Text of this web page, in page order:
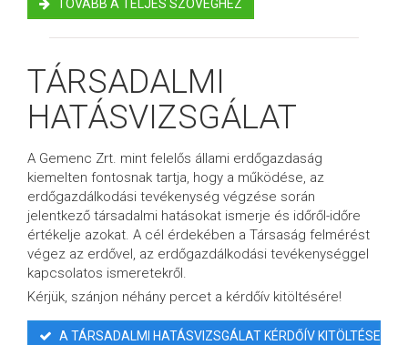
TOVÁBB A TELJES SZÖVEGHEZ
TÁRSADALMI
HATÁSVIZSGÁLAT
A Gemenc Zrt. mint felelős állami erdőgazdaság
kiemelten fontosnak tartja, hogy a működése, az
erdőgazdálkodási tevékenység végzése során
jelentkező társadalmi hatásokat ismerje és időről-időre
értékelje azokat. A cél érdekében a Társaság felmérést
végez az erdővel, az erdőgazdálkodási tevékenységgel
kapcsolatos ismeretekről.
Kérjük, szánjon néhány percet a kérdőív kitöltésére!
A TÁRSADALMI HATÁSVIZSGÁLAT KÉRDŐÍV KITÖLTÉSE